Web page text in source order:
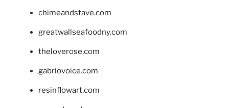
chimeandstave.com
greatwallseafoodny.com
theloverose.com
gabriovoice.com
resinflowart.com